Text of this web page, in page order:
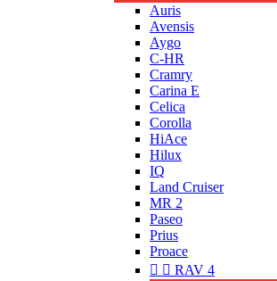
Auris
Avensis
Aygo
C-HR
Cramry
Carina E
Celica
Corolla
HiAce
Hilux
IQ
Land Cruiser
MR 2
Paseo
Prius
Proace
  RAV 4